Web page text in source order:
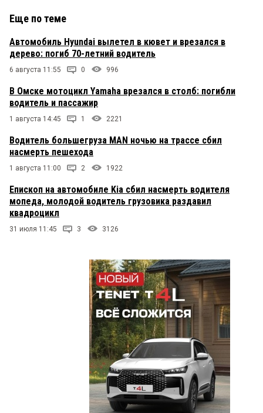
Еще по теме
Автомобиль Hyundai вылетел в кювет и врезался в
дерево: погиб 70-летний водитель
6 августа 11:55 0 996
В Омске мотоцикл Yamaha врезался в столб: погибли
водитель и пассажир
1 августа 14:45 1 2221
Водитель большегруза MAN ночью на трассе сбил
насмерть пешехода
1 августа 11:00 2 1922
Епископ на автомобиле Kia сбил насмерть водителя
мопеда, молодой водитель грузовика раздавил
квадроцикл
31 июля 11:45 3 3126